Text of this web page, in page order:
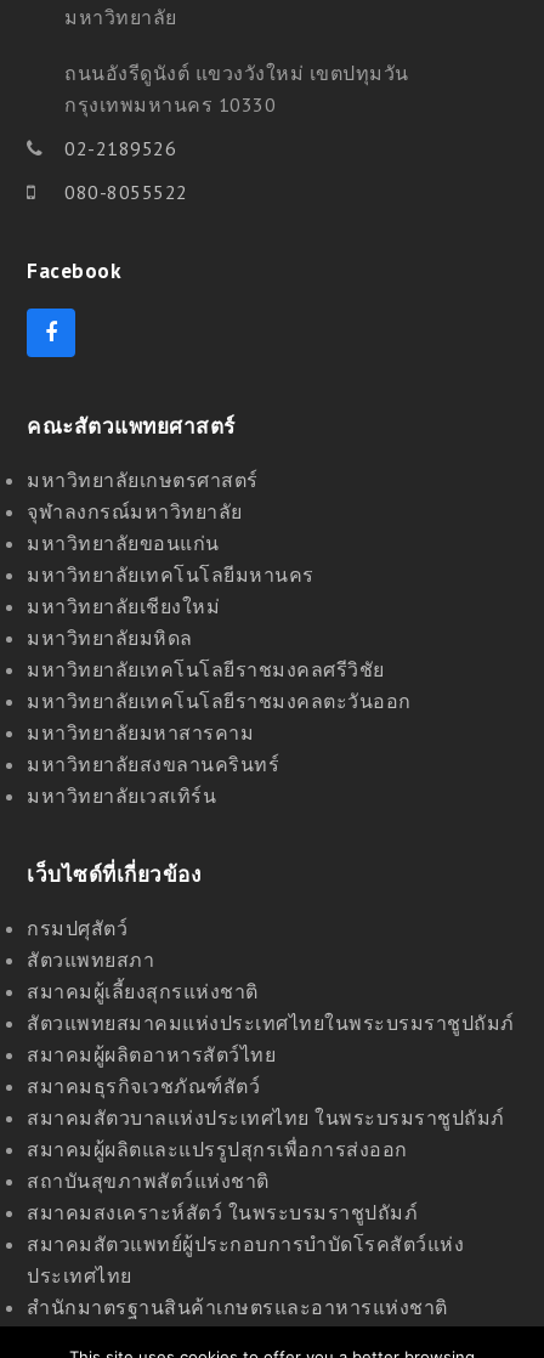
มหาวิทยาลัย
ถนนอังรีดูนังต์ แขวงวังใหม่ เขตปทุมวัน
กรุงเทพมหานคร 10330
02-2189526
080-8055522
Facebook
F
a
b
o
k
คณะสัตวแพทยศาสตร์
มหาวิทยาลัยเกษตรศาสตร์
จุฬาลงกรณ์มหาวิทยาลัย
มหาวิทยาลัยขอนแก่น
มหาวิทยาลัยเทคโนโลยีมหานคร
มหาวิทยาลัยเชียงใหม่
มหาวิทยาลัยมหิดล
มหาวิทยาลัยเทคโนโลยีราชมงคลศรีวิชัย
มหาวิทยาลัยเทคโนโลยีราชมงคลตะวันออก
มหาวิทยาลัยมหาสารคาม
มหาวิทยาลัยสงขลานครินทร์
มหาวิทยาลัยเวสเทิร์น
เว็บไซด์ที่เกี่ยวข้อง
กรมปศุสัตว์
สัตวแพทยสภา
สมาคมผู้เลี้ยงสุกรแห่งชาติ
สัตวแพทยสมาคมแห่งประเทศไทยในพระบรมราชูปถัมภ์
สมาคมผู้ผลิตอาหารสัตว์ไทย
สมาคมธุรกิจเวชภัณฑ์สัตว์
สมาคมสัตวบาลแห่งประเทศไทย ในพระบรมราชูปถัมภ์
สมาคมผู้ผลิตและแปรรูปสุกรเพื่อการส่งออก
สถาบันสุขภาพสัตว์แห่งชาติ
สมาคมสงเคราะห์สัตว์ ในพระบรมราชูปถัมภ์
สมาคมสัตวแพทย์ผู้ประกอบการบำบัดโรคสัตว์แห่ง
ประเทศไทย
สำนักมาตรฐานสินค้าเกษตรและอาหารแห่งชาติ